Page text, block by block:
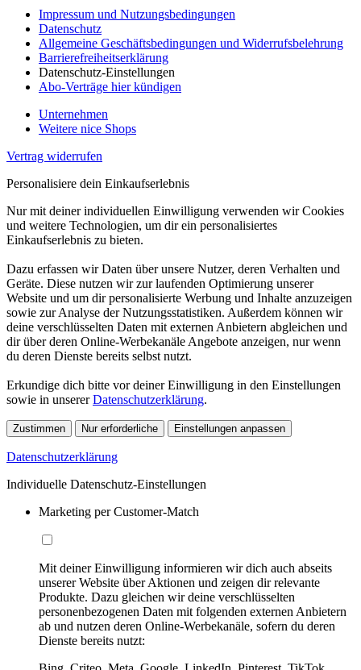
Impressum und Nutzungsbedingungen
Datenschutz
Allgemeine Geschäftsbedingungen und Widerrufsbelehrung
Barrierefreiheitserklärung
Datenschutz-Einstellungen
Abo-Verträge hier kündigen
Unternehmen
Weitere nice Shops
Vertrag widerrufen
Personalisiere dein Einkaufserlebnis
Nur mit deiner individuellen Einwilligung verwenden wir Cookies
und weitere Technologien, um dir ein personalisiertes
Einkaufserlebnis zu bieten.
Dazu erfassen wir Daten über unsere Nutzer, deren Verhalten und
Geräte. Diese nutzen wir zur laufenden Optimierung unserer
Website und um dir personalisierte Werbung und Inhalte anzuzeigen
sowie zur Analyse der Nutzungsstatistiken. Außerdem können wir
deine verschlüsselten Daten mit externen Anbietern abgleichen und
dir über deren Online-Werbekanäle Angebote anzeigen, nur wenn
du deren Dienste bereits selbst nutzt.
Erkundige dich bitte vor deiner Einwilligung in den Einstellungen
sowie in unsererDatenschutzerklärung.
Zustimmen Nur erforderliche Einstellungen anpassen
Datenschutzerklärung
Individuelle Datenschutz-Einstellungen
Marketing per Customer-Match
Mit deiner Einwilligung informieren wir dich auch abseits
unserer Website über Aktionen und zeigen dir relevante
Produkte. Dazu gleichen wir deine verschlüsselten
personenbezogenen Daten mit folgenden externen Anbietern
ab und nutzen deren Online-Werbekanäle, sofern du deren
Dienste bereits nutzt: